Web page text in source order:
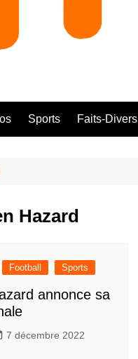
Sports Faits-Divers
Hazard
Football Sports
annonce sa
7 décembre 2022